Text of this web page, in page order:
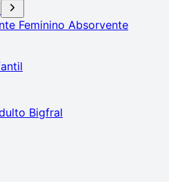
Feminino Absorvente
Bigfral